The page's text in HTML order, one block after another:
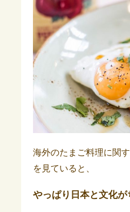
海外のたまご料理に関
を見ていると、
やっぱり日本と文化が